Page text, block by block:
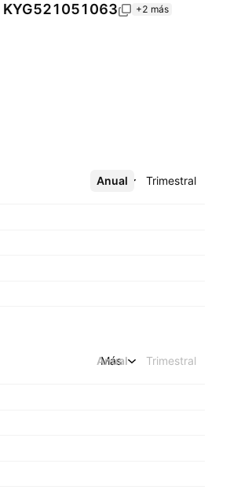
KYG521051063 +2 más
Anual Trimestral
Más
Anual Trimestral
Más